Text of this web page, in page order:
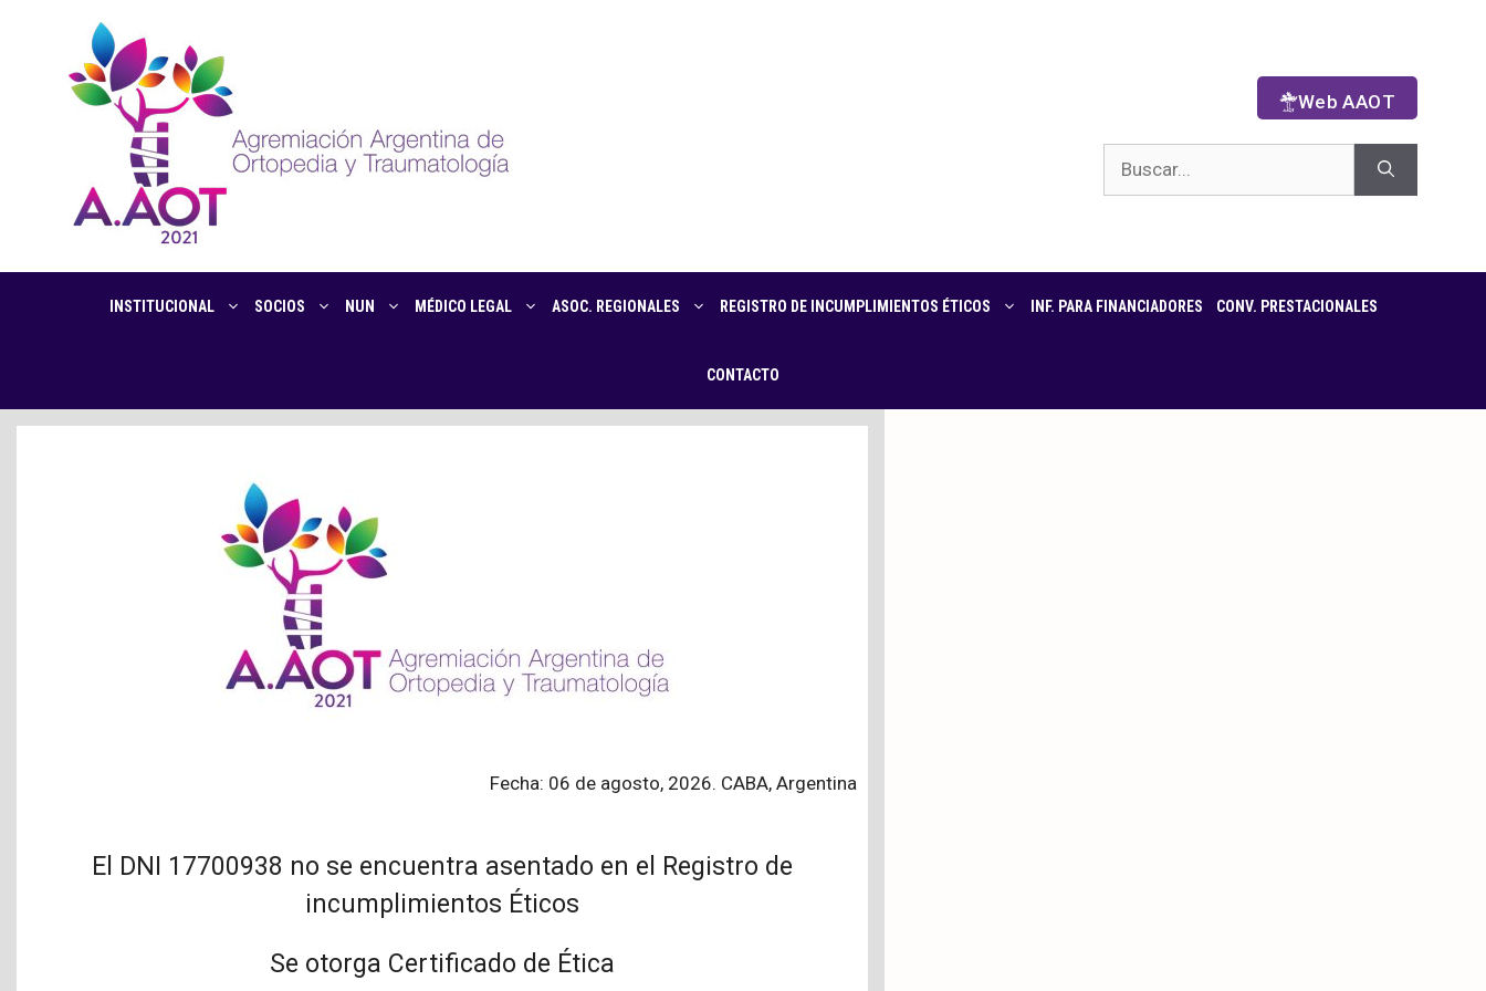
Web AAOT
INSTITUCIONAL SOCIOS NUN MÉDICO LEGAL ASOC. REGIONALES REGISTRO DE INCUMPLIMIENTOS ÉTICOS INF. PARA FINANCIADORES CONV. PRESTACIONALES
CONTACTO
Fecha: 06 de agosto, 2026. CABA, Argentina
El DNI 17700938 no se encuentra asentado en el Registro de
incumplimientos Éticos
Se otorga Certificado de Ética